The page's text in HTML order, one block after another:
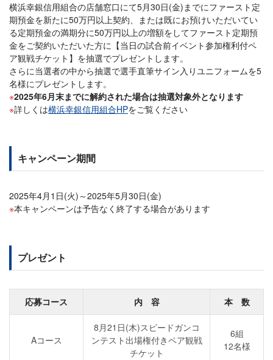
横浜幸銀信用組合の店舗窓口にて5月30日(金)までにファースト定
期預金を新たに50万円以上契約、または既にお預けいただいてい
る定期預金の満期分に50万円以上の増額をしてファースト定期預
金をご契約いただいた方に【当日の試合前イベント参加権利付ペ
ア観戦チケット】を抽選でプレゼントします。
さらに当選者の中から抽選で選手直筆サイン入りユニフォームを5
名様にプレゼントします。
2025年6月末までに解約された場合は抽選対象外となります
詳しくは横浜幸銀信用組合HPをご覧ください
キャンペーン期間
2025年4月1日(火)～2025年5月30日(金)
本キャンペーンは予告なく終了する場合があります
プレゼント
応募コース 内 容 本 数
Aコース
8月21日(木)スピードガンコ
ンテスト出場権付きペア観戦
チケット
6組
12名様